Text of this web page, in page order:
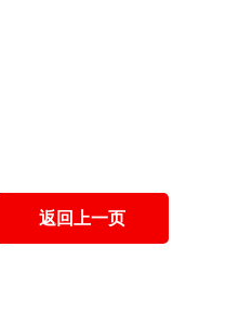
返回上一页